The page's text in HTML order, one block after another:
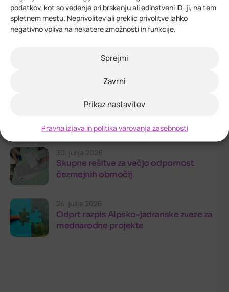
podatkov, kot so vedenje pri brskanju ali edinstveni ID-ji, na tem
spletnem mestu. Neprivolitev ali preklic privolitve lahko
negativno vpliva na nekatere zmožnosti in funkcije.
Sprejmi
Zavrni
Prikaz nastavitev
Pravna izjava in politika varovanja zasebnosti
RCM
Turizem
Splošno
30. julija 2026
izobraževanje za delodajalce
30. julija 2026
Skupne rešitve za večjo odpornost
čezmejnih območij
24. julija 2026
Odprt razpis Alpsko-jadranske zveze za
mednarodne projekte